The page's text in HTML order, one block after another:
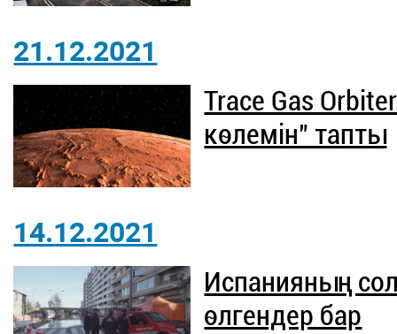
21.12.2021
Trace Gas
көлемін" тапты
14.12.2021
Испанияның
өлгендер бар